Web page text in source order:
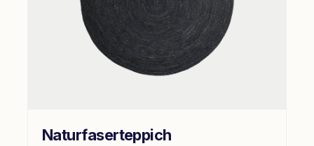
Naturfaserteppich